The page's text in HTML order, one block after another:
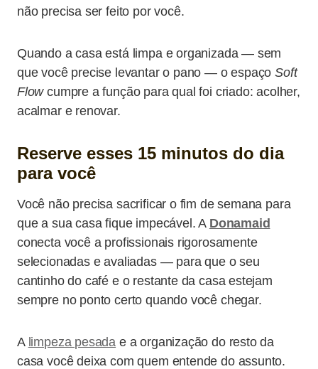
não precisa ser feito por você.
Quando a casa está limpa e organizada — sem
que você precise levantar o pano — o espaçoSoft
Flowcumpre a função para qual foi criado: acolher,
acalmar e renovar.
Reserve esses 15 minutos do dia
para você
Você não precisa sacrificar o fim de semana para
que a sua casa fique impecável. A Donamaid
conecta você a profissionais rigorosamente
selecionadas e avaliadas — para que o seu
cantinho do café e o restante da casa estejam
sempre no ponto certo quando você chegar.
A limpeza pesada e a organização do resto da
casa você deixa com quem entende do assunto.